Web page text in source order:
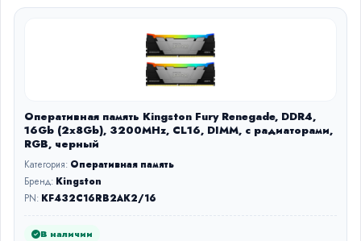
Оперативная память Kingston Fury Renegade, DDR4,
16Gb (2x8Gb), 3200MHz, CL16, DIMM, с радиаторами,
RGB, черный
Категория: Оперативная память
Бренд: Kingston
PN: KF432C16RB2AK2/16
В наличии